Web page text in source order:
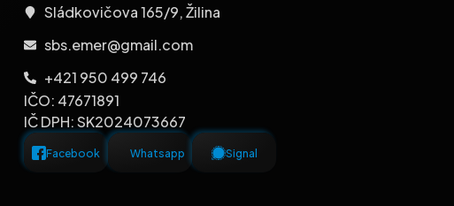
Sládkovičova 165/9, Žilina
sbs.emer@gmail.com
+421 950 499 746
IČO: 47671891
IČ DPH: SK2024073667
Facebook Whatsapp Signal